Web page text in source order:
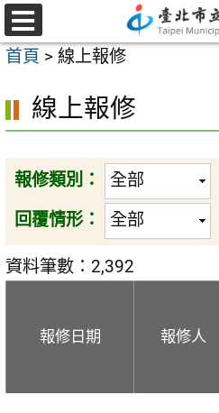
跳
至
主
內
區
選
單
首頁 > 線上報修
線上報修
報修類別：
回覆情形：
資料筆數：2,392
報修日期 報修人